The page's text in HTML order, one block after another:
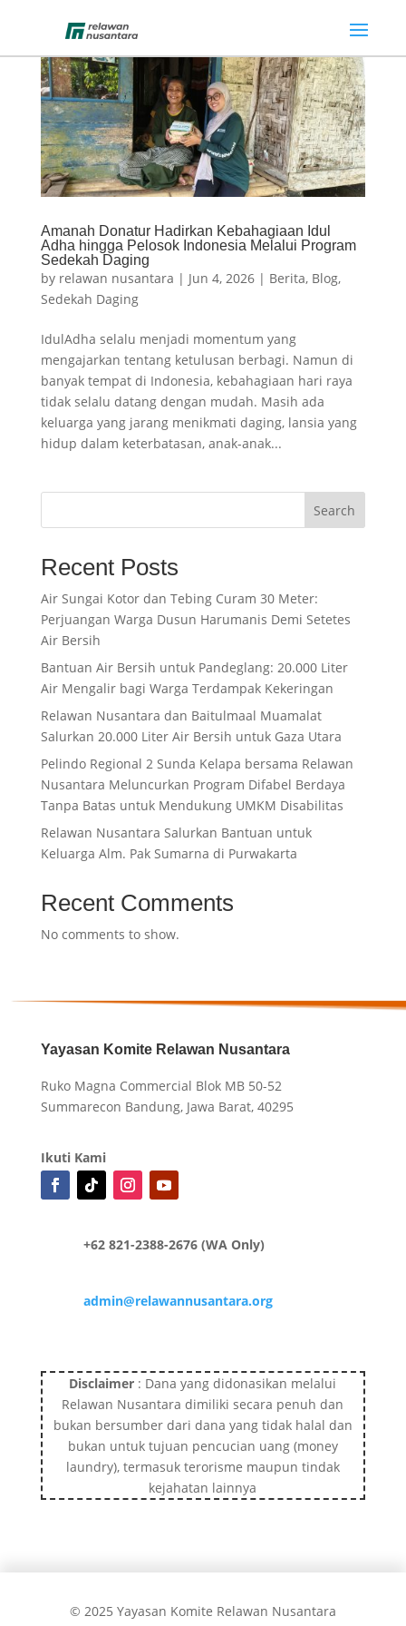
Amanah Donatur Hadirkan Kebahagiaan Idul
Adha hingga Pelosok Indonesia Melalui Program
Sedekah Daging
by relawan nusantara | Jun 4, 2026| Berita, Blog,
Sedekah Daging
IdulAdha selalu menjadi momentum yang
mengajarkan tentang ketulusan berbagi. Namun di
banyak tempat di Indonesia, kebahagiaan hari raya
tidak selalu datang dengan mudah. Masih ada
keluarga yang jarang menikmati daging, lansia yang
hidup dalam keterbatasan, anak-anak...
Search
Recent Posts
Air Sungai Kotor dan Tebing Curam 30 Meter:
Perjuangan Warga Dusun Harumanis Demi Setetes
Air Bersih
Bantuan Air Bersih untuk Pandeglang: 20.000 Liter
Air Mengalir bagi Warga Terdampak Kekeringan
Relawan Nusantara dan Baitulmaal Muamalat
Salurkan 20.000 Liter Air Bersih untuk Gaza Utara
Pelindo Regional 2 Sunda Kelapa bersama Relawan
Nusantara Meluncurkan Program Difabel Berdaya
Tanpa Batas untuk Mendukung UMKM Disabilitas
Relawan Nusantara Salurkan Bantuan untuk
Keluarga Alm. Pak Sumarna di Purwakarta
Recent Comments
No comments to show.
Yayasan Komite Relawan Nusantara
Ruko Magna Commercial Blok MB 50-52
Summarecon Bandung, Jawa Barat, 40295
Ikuti Kami
+62 821-2388-2676 (WA Only)
admin@relawannusantara.org
Disclaimer : Dana yang didonasikan melalui
Relawan Nusantara dimiliki secara penuh dan
bukan bersumber dari dana yang tidak halal dan
bukan untuk tujuan pencucian uang (money
laundry), termasuk terorisme maupun tindak
kejahatan lainnya
© 2025 Yayasan Komite Relawan Nusantara